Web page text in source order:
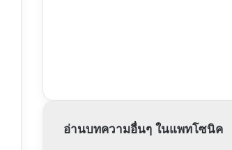
อ่านบทความอื่นๆ ในแพทโซนิค